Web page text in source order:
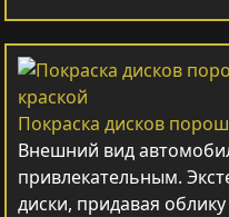
Покраска дисков
Внешний вид
привлекательным.
диски, придавая